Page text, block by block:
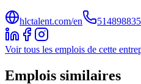
hlctalent.com/en
Voir tous les emplois de cette
Emplois similaires